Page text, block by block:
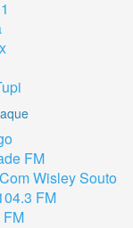
FM
Wisley Souto
FM